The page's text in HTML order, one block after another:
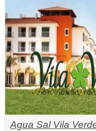
Agua Sal Vila